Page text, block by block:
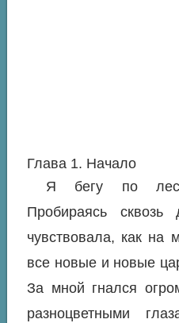
Глава 1. Начало
Я бегу по
Пробираясь
чувствовала, как на
все новые и новые
За мной гнался
разноцветными